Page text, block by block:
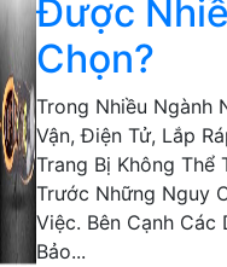
Vì Sao
Được
Chọn?
Trong Nhiều Ngành
Vận, Điện Tử, Lắp
Trang Bị Không Thể
Trước Những Nguy